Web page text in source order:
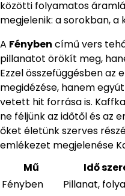
közötti folyamatos
megjelenik: a sorokban,
A Fényben című vers
pillanatot örökít meg,
Ezzel összefüggésben az
megidézése, hanem
vetett hit forrása is.
ne féljünk az időtől és az
őket életünk szerves
emlékezet megjelenése
Mű
Idő
Fényben
Pillanat,